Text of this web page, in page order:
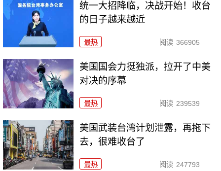
统一大招降临，决战开始！收台
的日子越来越近
最热 阅读 366905
美国国会力挺独派，拉开了中美
对决的序幕
最热 阅读 239539
美国武装台湾计划泄露，再拖下
去，很难收台了
最热 阅读 247793